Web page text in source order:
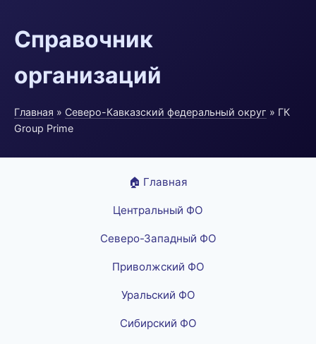
Справочник
организаций
Главная » Северо-Кавказский федеральный округ » ГК
Group Prime
🏠 Главная
Центральный ФО
Северо-Западный ФО
Приволжский ФО
Уральский ФО
Сибирский ФО